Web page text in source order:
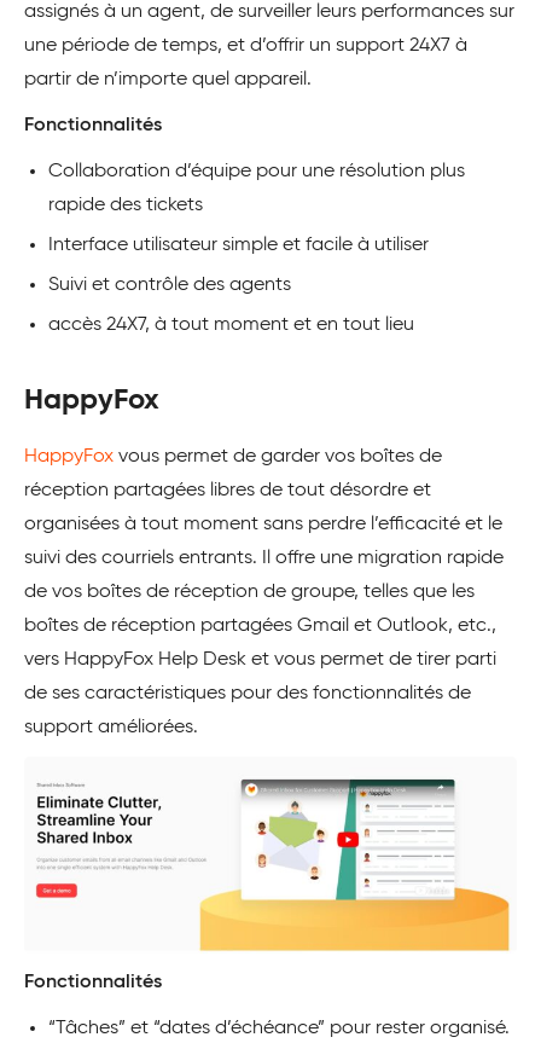
assignés à un agent, de surveiller leurs performances sur
une période de temps, et d’offrir un support 24X7 à
partir de n’importe quel appareil.
Fonctionnalités
Collaboration d’équipe pour une résolution plus
rapide des tickets
Interface utilisateur simple et facile à utiliser
Suivi et contrôle des agents
accès 24X7, à tout moment et en tout lieu
HappyFox
HappyFox vous permet de garder vos boîtes de
réception partagées libres de tout désordre et
organisées à tout moment sans perdre l’efficacité et le
suivi des courriels entrants. Il offre une migration rapide
de vos boîtes de réception de groupe, telles que les
boîtes de réception partagées Gmail et Outlook, etc.,
vers HappyFox Help Desk et vous permet de tirer parti
de ses caractéristiques pour des fonctionnalités de
support améliorées.
Fonctionnalités
“Tâches” et “dates d’échéance” pour rester organisé.